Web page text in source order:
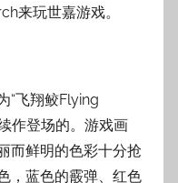
来玩世嘉游戏。
“飞翔鲛Flying
作登场的。游戏画
而鲜明的色彩十分抢
，蓝色的霰弹、红色